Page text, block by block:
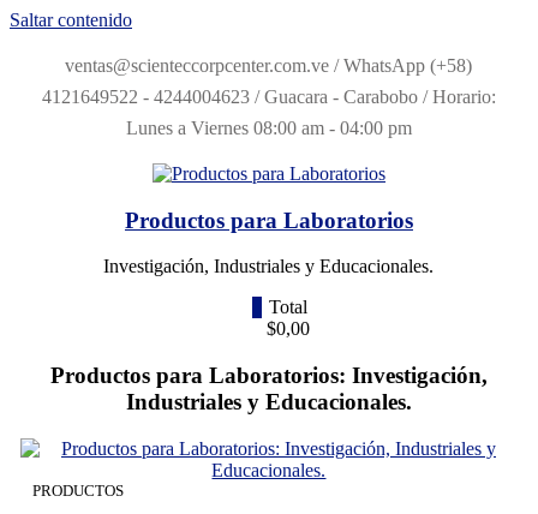
Saltar contenido
ventas@scienteccorpcenter.com.ve / WhatsApp (+58)
4121649522 - 4244004623 / Guacara - Carabobo / Horario:
Lunes a Viernes 08:00 am - 04:00 pm
Productos para Laboratorios
Investigación, Industriales y Educacionales.
Total
$0,00
Productos para Laboratorios: Investigación,
Industriales y Educacionales.
PRODUCTOS